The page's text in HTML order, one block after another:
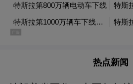
热点新闻